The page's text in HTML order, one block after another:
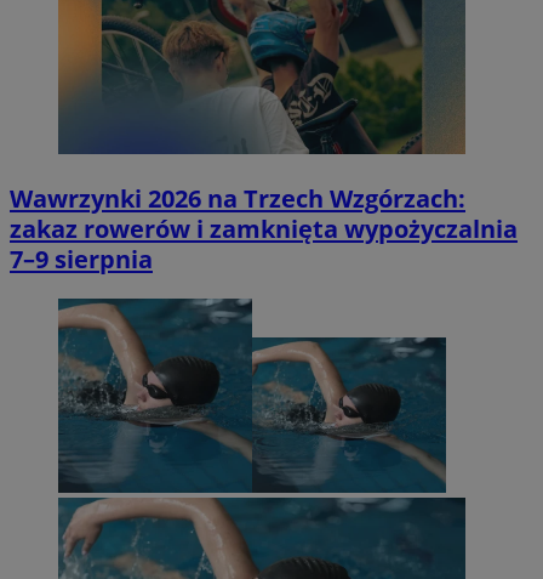
Wawrzynki 2026 na Trzech Wzgórzach:
zakaz rowerów i zamknięta wypożyczalnia
7–9 sierpnia